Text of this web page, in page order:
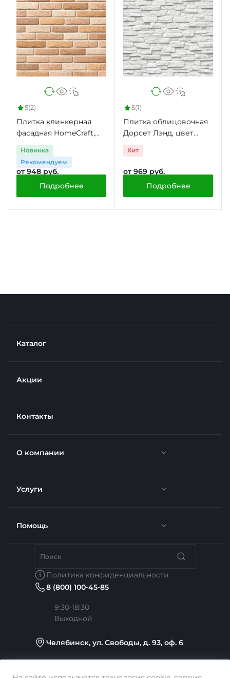
5(2)
Плитка клинкерная
фасадная HomeCraft,
0.53 м2
Новинка
Рекомендуем
от 948 руб.
Подробнее
5(1)
Плитка облицовочная
Дорсет Лэнд, цвет
белый, 0.33 м2
Хит
от 969 руб.
Подробнее
Каталог
Акции
Контакты
О компании
Новости
Отзывы
Вакансии
Услуги
Доставка
Недвижимость
Помощь
Политика конфиденциальности
8 (800) 100-45-85
9:30-18:30
Выходной
Челябинск, ул. Свободы, д. 93, оф. 6